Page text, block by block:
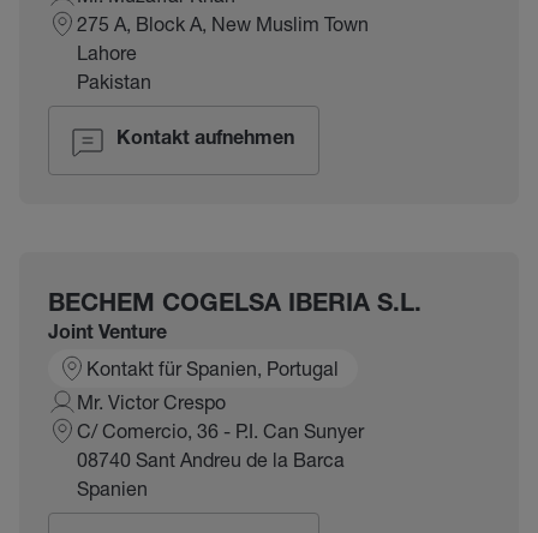
275 A, Block A, New Muslim Town
Lahore
Pakistan
Kontakt aufnehmen
BECHEM COGELSA IBERIA S.L.
Joint Venture
Kontakt für Spanien, Portugal
Mr. Victor Crespo
C/ Comercio, 36 - P.I. Can Sunyer
08740 Sant Andreu de la Barca
Spanien